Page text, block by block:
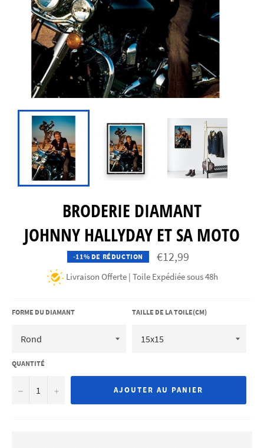
BRODERIE DIAMANT
JOHNNY HALLYDAY ET SA MOTO
-11% DE RÉDUCTION €12,99
Livraison Offerte | Toile Expédiée sous 48h
FORME DU DIAMANT TAILLE DE LA TOILE(CM)
QUANTITÉ
− + AJOUTER AU PANIER